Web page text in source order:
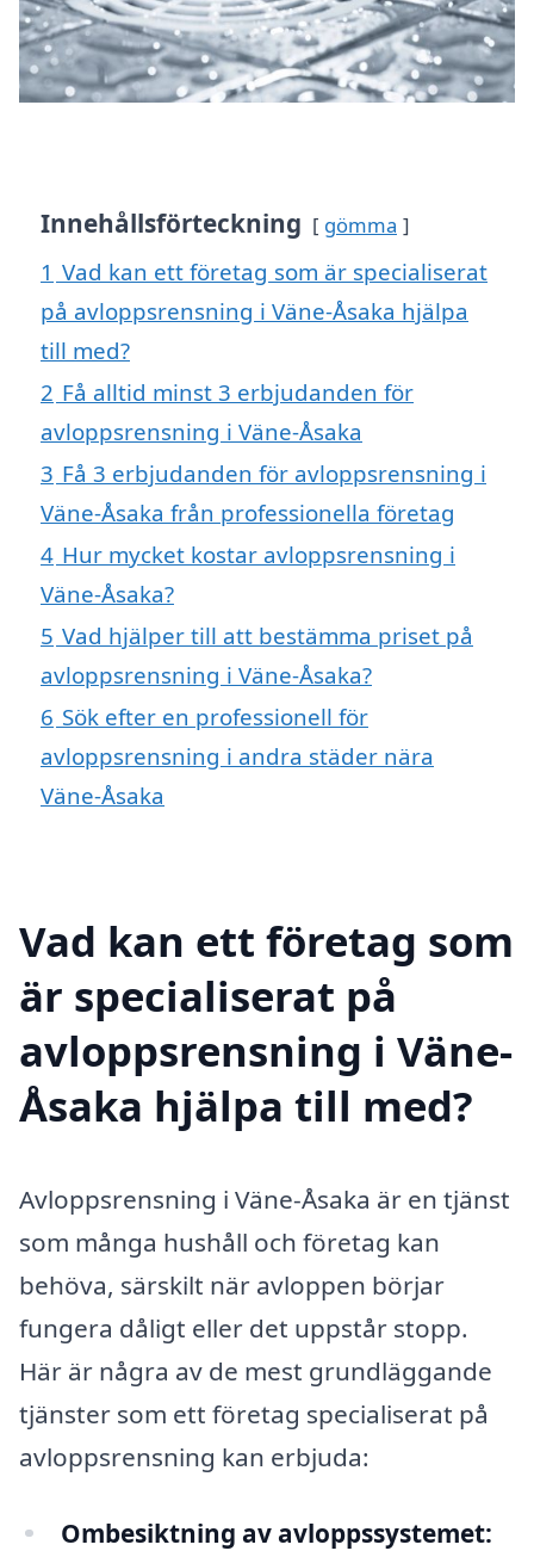
Innehållsförteckning gömma
1 Vad kan ett företag som är specialiserat
på avloppsrensning i Väne-Åsaka hjälpa
till med?
2 Få alltid minst 3 erbjudanden för
avloppsrensning i Väne-Åsaka
3 Få 3 erbjudanden för avloppsrensning i
Väne-Åsaka från professionella företag
4 Hur mycket kostar avloppsrensning i
Väne-Åsaka?
5 Vad hjälper till att bestämma priset på
avloppsrensning i Väne-Åsaka?
6 Sök efter en professionell för
avloppsrensning i andra städer nära
Väne-Åsaka
Vad kan ett företag som
är specialiserat på
avloppsrensning i Väne-
Åsaka hjälpa till med?
Avloppsrensning i Väne-Åsaka är en tjänst
som många hushåll och företag kan
behöva, särskilt när avloppen börjar
fungera dåligt eller det uppstår stopp.
Här är några av de mest grundläggande
tjänster som ett företag specialiserat på
avloppsrensning kan erbjuda:
Ombesiktning av avloppssystemet: